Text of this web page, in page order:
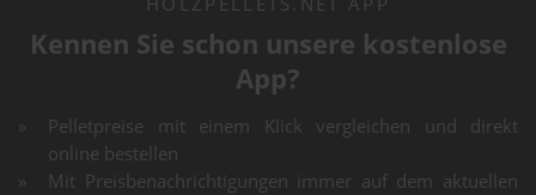
Kennen Sie schon unsere kostenlose
App?
Pelletpreise mit einem Klick vergleichen und direkt
online bestellen
Mit Preisbenachrichtigungen immer auf dem aktuellen